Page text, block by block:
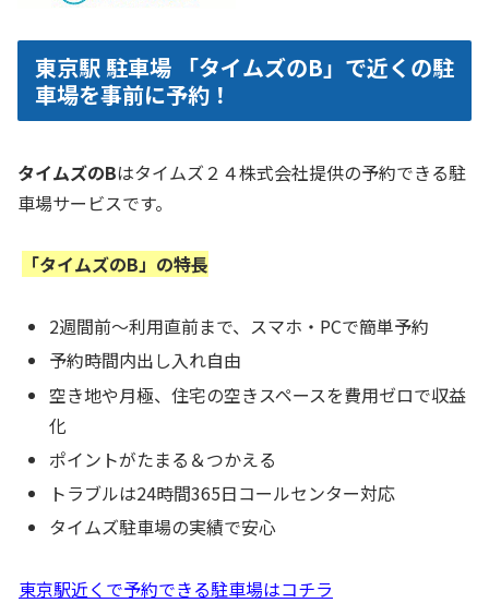
東京駅 駐車場 「タイムズのB」で近くの駐
車場を事前に予約！
タイムズのBはタイムズ２４株式会社提供の予約できる駐
車場サービスです。
「タイムズのB」の特長
2週間前～利用直前まで、スマホ・PCで簡単予約
予約時間内出し入れ自由
空き地や月極、住宅の空きスペースを費用ゼロで収益
化
ポイントがたまる＆つかえる
トラブルは24時間365日コールセンター対応
タイムズ駐車場の実績で安心
東京駅近くで予約できる駐車場はコチラ